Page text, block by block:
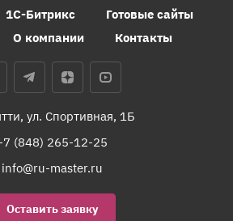
1С-Битрикс
Готовые сайты
О компании Контакты
ул. Спортивная, 1Б
(848) 265-12-25
info@ru-master.ru
Оставить заявку